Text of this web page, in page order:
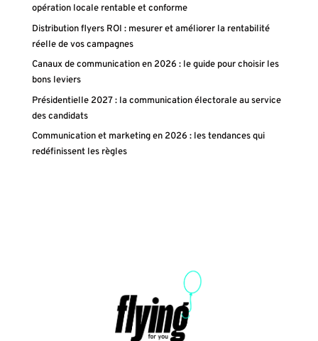
opération locale rentable et conforme
Distribution flyers ROI : mesurer et améliorer la rentabilité
réelle de vos campagnes
Canaux de communication en 2026 : le guide pour choisir les
bons leviers
Présidentielle 2027 : la communication électorale au service
des candidats
Communication et marketing en 2026 : les tendances qui
redéfinissent les règles